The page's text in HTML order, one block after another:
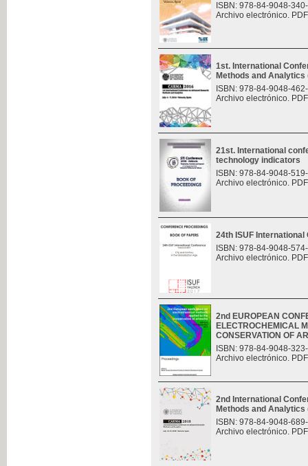
ISBN: 978-84-9048-
Archivo electrónico.
1st. International
Methods and Analytics
ISBN: 978-84-9048-
Archivo electrónico.
21st. International
technology indicators
ISBN: 978-84-9048-
Archivo electrónico.
24th ISUF
ISBN: 978-84-9048-
Archivo electrónico.
2nd EUROPEAN
ELECTROCHEMICAL
CONSERVATION OF
ISBN: 978-84-9048-
Archivo electrónico.
2nd International
Methods and Analytics
ISBN: 978-84-9048-
Archivo electrónico.